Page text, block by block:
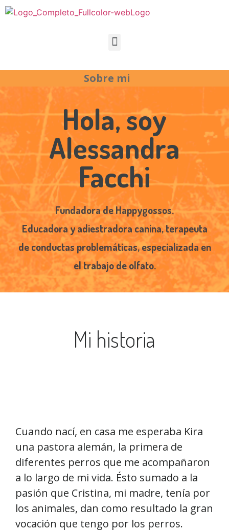
Sobre mi
Hola, soy
Alessandra
Facchi
Fundadora de Happygossos.
Educadora y adiestradora canina, terapeuta
de conductas problemáticas, especializada en
el trabajo de olfato.
Mi historia
Cuando nací, en casa me esperaba Kira
una pastora alemán, la primera de
diferentes perros que me acompañaron
a lo largo de mi vida. Ésto sumado a la
pasión que Cristina, mi madre, tenía por
los animales, dan como resultado la gran
vocación que tengo por los perros.